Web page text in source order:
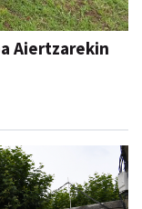
Aiertzarekin